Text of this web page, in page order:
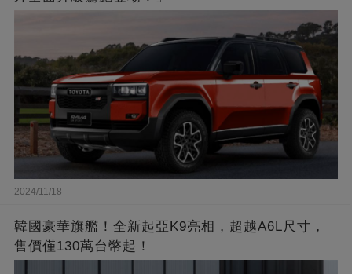
2024/11/18
韓國豪華旗艦！全新起亞K9亮相，超越A6L尺寸，
售價僅130萬台幣起！